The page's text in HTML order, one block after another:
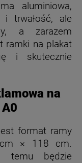
aluminiowa,
i trwałość, ale
a zarazem
ramki na plakat
i skutecznie
na
format ramy
× 118 cm.
temu będzie